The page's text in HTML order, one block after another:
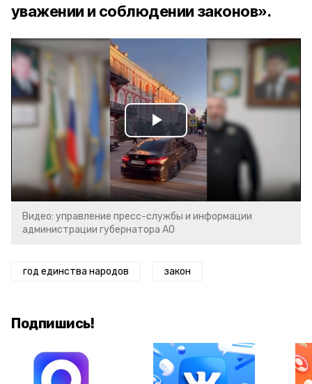
уважении и соблюдении законов».
Play
Video
Видео: управление пресс-службы и информации
администрации губернатора АО
год единства народов закон
Подпишись!